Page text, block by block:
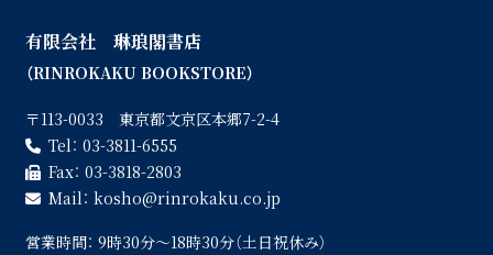
有限会社 琳琅閣書店
（RINROKAKU BOOKSTORE）
〒113-0033 東京都文京区本郷7-2-4
Tel： 03-3811-6555
Fax： 03-3818-2803
Mail： kosho
rinrokaku.co.jp
営業時間： 9時30分〜18時30分（土日祝休み）